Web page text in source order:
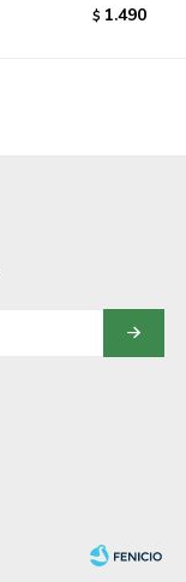
$ 1.490